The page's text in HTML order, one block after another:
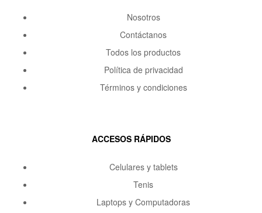
Nosotros
Contáctanos
Todos los productos
Política de privacidad
Términos y condiciones
ACCESOS RÁPIDOS
Celulares y tablets
Tenis
Laptops y Computadoras